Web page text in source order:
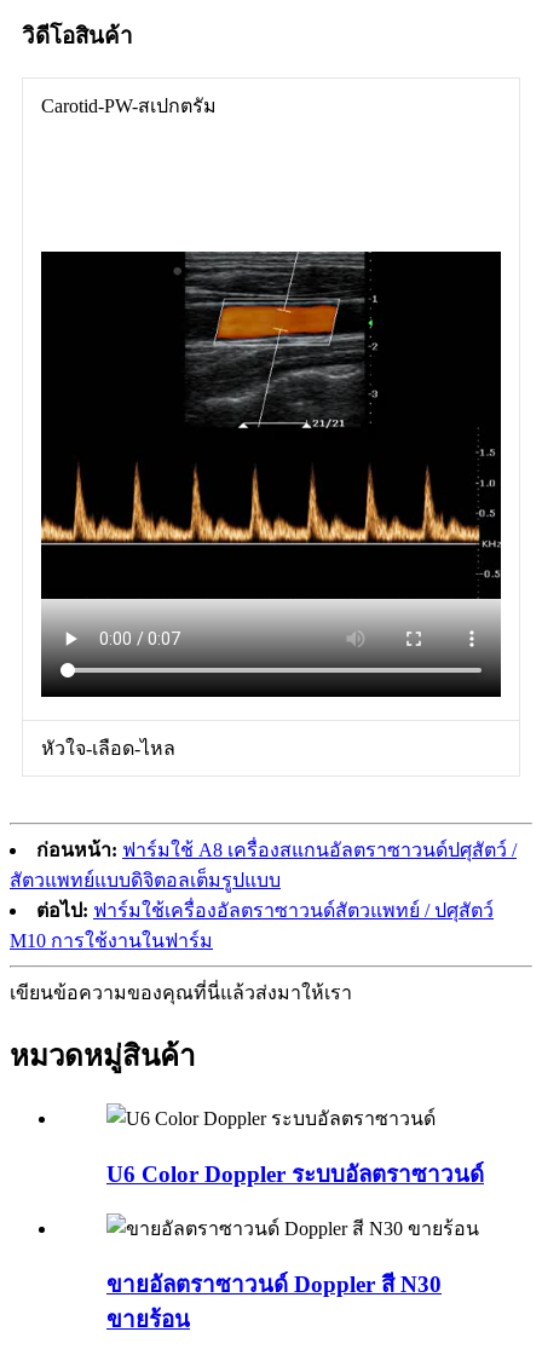
วิดีโอสินค้า
Carotid-PW-สเปกตรัม
หัวใจ-เลือด-ไหล
ก่อนหน้า: ฟาร์มใช้ A8 เครื่องสแกนอัลตราซาวนด์ปศุสัตว์ /
สัตวแพทย์แบบดิจิตอลเต็มรูปแบบ
ต่อไป: ฟาร์มใช้เครื่องอัลตราซาวนด์สัตวแพทย์ / ปศุสัตว์
M10 การใช้งานในฟาร์ม
เขียนข้อความของคุณที่นี่แล้วส่งมาให้เรา
หมวดหมู่สินค้า
U6 Color Doppler ระบบอัลตราซาวนด์
ขายอัลตราซาวนด์ Doppler สี N30
ขายร้อน